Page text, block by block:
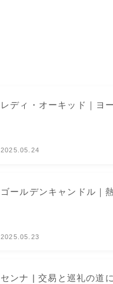
レディ・オーキッド｜ヨ
2025.05.24
ゴールデンキャンドル｜
2025.05.23
センナ | 交易と巡礼の道